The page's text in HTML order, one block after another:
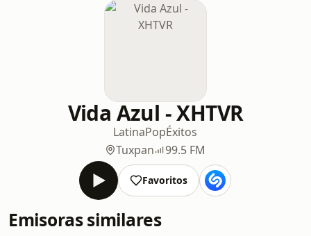
Vida Azul - XHTVR
LatinaPopÉxitos
Tuxpan
99.5 FM
Favoritos
Emisoras similares